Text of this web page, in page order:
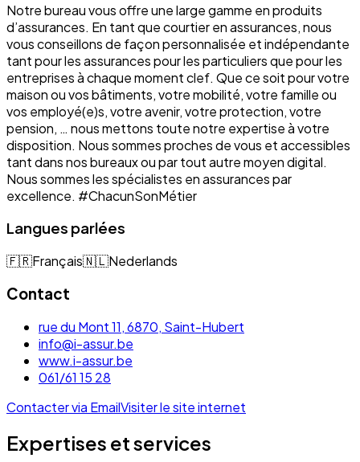
Notre bureau vous offre une large gamme en produits
d’assurances. En tant que courtier en assurances, nous
vous conseillons de façon personnalisée et indépendante
tant pour les assurances pour les particuliers que pour les
entreprises à chaque moment clef. Que ce soit pour votre
maison ou vos bâtiments, votre mobilité, votre famille ou
vos employé(e)s, votre avenir, votre protection, votre
pension, … nous mettons toute notre expertise à votre
disposition. Nous sommes proches de vous et accessibles
tant dans nos bureaux ou par tout autre moyen digital.
Nous sommes les spécialistes en assurances par
excellence. #ChacunSonMétier
Langues parlées
🇫🇷Français🇳🇱Nederlands
Contact
rue du Mont 11, 6870, Saint-Hubert
info@i-assur.be
www.i-assur.be
061/61 15 28
Contacter via EmailVisiter le site internet
Expertises et services